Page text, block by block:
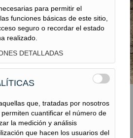
GEOPIER®
GEOPIER®
para permitir el
funciones básicas de este sitio,
seguro o recordar el estado
realizado.
DETALLADAS
que, tratadas por nosotros
cuantificar el número de
la medición y análisis
que hacen los usuarios del